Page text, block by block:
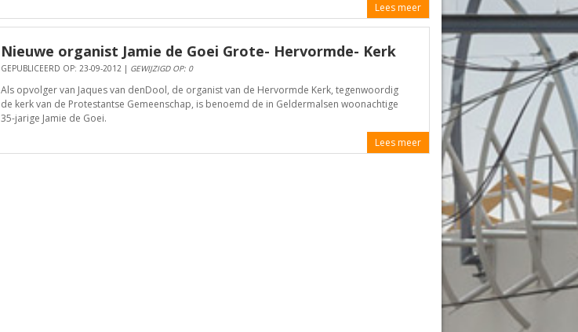
Lees meer
Nieuwe organist Jamie de Goei Grote- Hervormde- Kerk
GEPUBLICEERD OP: 23-09-2012 | GEWIJZIGD OP: 0
Als opvolger van Jaques van denDool, de organist van de Hervormde Kerk, tegenwoordig
de kerk van de Protestantse Gemeenschap, is benoemd de in Geldermalsen woonachtige
35-jarige Jamie de Goei.
Lees meer